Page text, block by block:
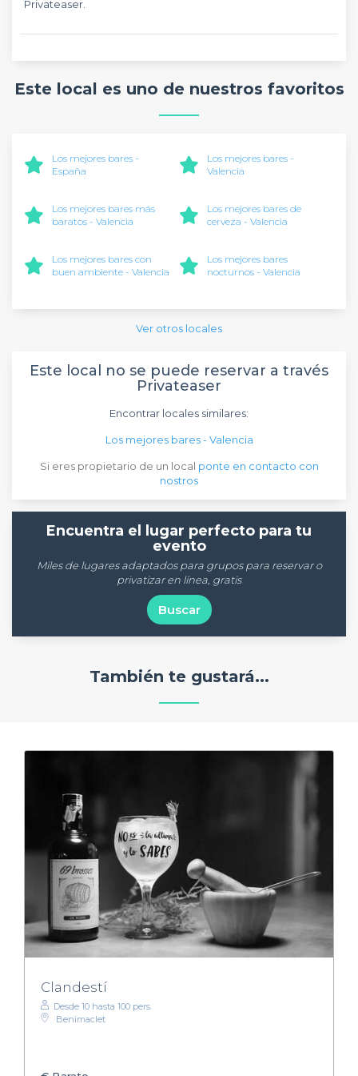
Privateaser.
Este local es uno de nuestros favoritos
Los mejores bares -
España
Los mejores bares -
Valencia
Los mejores bares más
baratos - Valencia
Los mejores bares de
cerveza - Valencia
Los mejores bares con
buen ambiente - Valencia
Los mejores bares
nocturnos - Valencia
Ver otros locales
Este local no se puede reservar a través
Privateaser
Encontrar locales similares:
Los mejores bares - Valencia
Si eres propietario de un local ponte en contacto con
nostros
Encuentra el lugar perfecto para tu
evento
Miles de lugares adaptados para grupos para reservar o
privatizar en línea, gratis
Buscar
También te gustará...
Clandestí
Desde 10 hasta 100 pers.
Benimaclet